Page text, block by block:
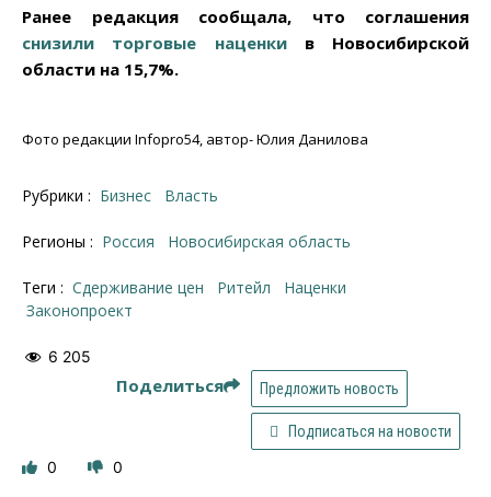
Ранее редакция сообщала, что соглашения
снизили торговые наценкив Новосибирской
области на 15,7%.
Фото редакции Infopro54, автор- Юлия Данилова
Рубрики : Бизнес Власть
Регионы : Россия Новосибирская область
Теги : сдерживание цен ритейл
наценки
законопроект
6 205
Поделиться Предложить новость
Подписаться на новости
0 0